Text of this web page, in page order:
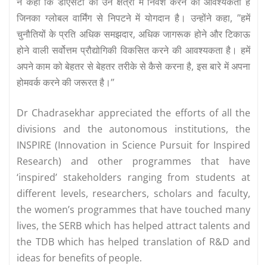
जिनका ग्लोबल वार्मिंग से निपटने में योगदान है। उन्होंने कहा, ’’हमें
चुनौतियों के प्रति अधिक समझदार, अधिक जागरूक होने और टिकाऊ
होने वाली सर्वोत्तम प्रौद्योगिकी विकसित करने की आवश्यकता है। हमें
अपने काम को बेहतर से बेहतर तरीके से कैसे करना है, इस बारे में अपना
होमवर्क करने की जरूरत है।’’
Dr Chadrasekhar appreciated the efforts of all the
divisions and the autonomous institutions, the
INSPIRE (Innovation in Science Pursuit for Inspired
Research) and other programmes that have
‘inspired’ stakeholders ranging from students at
different levels, researchers, scholars and faculty,
the women’s programmes that have touched many
lives, the SERB which has helped attract talents and
the TDB which has helped translation of R&D and
ideas for benefits of people.